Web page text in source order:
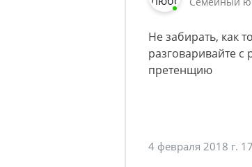
Не забирать, как
разговаривайте
претенщию​
4 февраля 2018 г.